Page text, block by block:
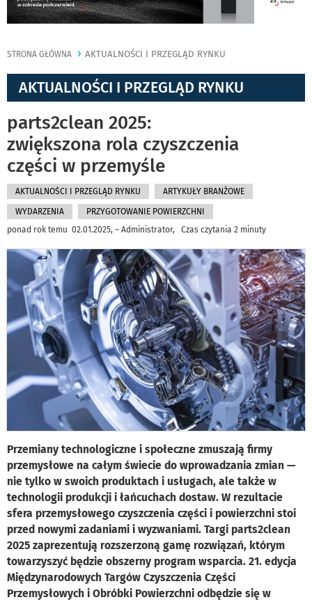
STRONA GŁÓWNA AKTUALNOŚCI I PRZEGLĄD RYNKU
AKTUALNOŚCI I PRZEGLĄD RYNKU
parts2clean 2025:
zwiększona rola czyszczenia
części w przemyśle
AKTUALNOŚCI I PRZEGLĄD RYNKU ARTYKUŁY BRANŻOWE
WYDARZENIA
PRZYGOTOWANIE POWIERZCHNI
ponad rok temu 02.01.2025, ~ Administrator, Czas czytania 2 minuty
Przemiany technologiczne i społeczne zmuszają firmy
przemysłowe na całym świecie do wprowadzania zmian —
nie tylko w swoich produktach i usługach, ale także w
technologii produkcji i łańcuchach dostaw. W rezultacie
sfera przemysłowego czyszczenia części i powierzchni stoi
przed nowymi zadaniami i wyzwaniami. Targi parts2clean
2025 zaprezentują rozszerzoną gamę rozwiązań, którym
towarzyszyć będzie obszerny program wsparcia. 21. edycja
Międzynarodowych Targów Czyszczenia Części
Przemysłowych i Obróbki Powierzchni odbędzie się w